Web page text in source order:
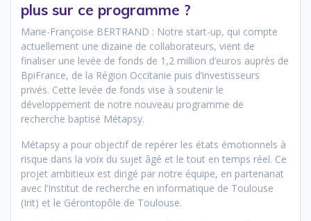
plus sur ce programme ?
Marie-Françoise BERTRAND : Notre start-up, qui compte
actuellement une dizaine de collaborateurs, vient de
finaliser une levée de fonds de 1,2 million d’euros auprès de
BpiFrance, de la Région Occitanie puis d’investisseurs
privés. Cette levée de fonds vise à soutenir le
développement de notre nouveau programme de
recherche baptisé Métapsy.
Métapsy a pour objectif de repérer les états émotionnels à
risque dans la voix du sujet âgé et le tout en temps réel. Ce
projet ambitieux est dirigé par notre équipe, en partenariat
avec l’Institut de recherche en informatique de Toulouse
(Irit) et le Gérontopôle de Toulouse.